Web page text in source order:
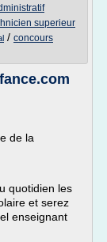
superieur
/ concours
de la
quotidien les
et serez
enseignant